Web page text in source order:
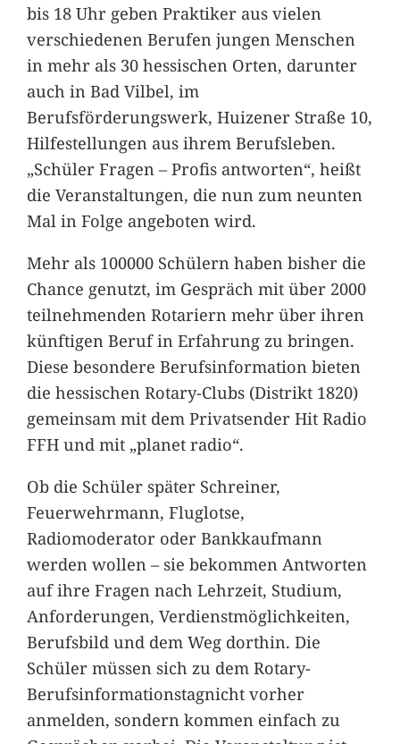
bis 18 Uhr geben Praktiker aus vielen
verschiedenen Berufen jungen Menschen
in mehr als 30 hessischen Orten, darunter
auch in Bad Vilbel, im
Berufsförderungswerk, Huizener Straße 10,
Hilfestellungen aus ihrem Berufsleben.
„Schüler Fragen – Profis antworten“, heißt
die Veranstaltungen, die nun zum neunten
Mal in Folge angeboten wird.
Mehr als 100000 Schülern haben bisher die
Chance genutzt, im Gespräch mit über 2000
teilnehmenden Rotariern mehr über ihren
künftigen Beruf in Erfahrung zu bringen.
Diese besondere Berufsinformation bieten
die hessischen Rotary-Clubs (Distrikt 1820)
gemeinsam mit dem Privatsender Hit Radio
FFH und mit „planet radio“.
Ob die Schüler später Schreiner,
Feuerwehrmann, Fluglotse,
Radiomoderator oder Bankkaufmann
werden wollen – sie bekommen Antworten
auf ihre Fragen nach Lehrzeit, Studium,
Anforderungen, Verdienstmöglichkeiten,
Berufsbild und dem Weg dorthin. Die
Schüler müssen sich zu dem Rotary-
Berufsinformationstagnicht vorher
anmelden, sondern kommen einfach zu